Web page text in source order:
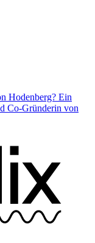
Hodenberg? Ein
Co-Gründerin von